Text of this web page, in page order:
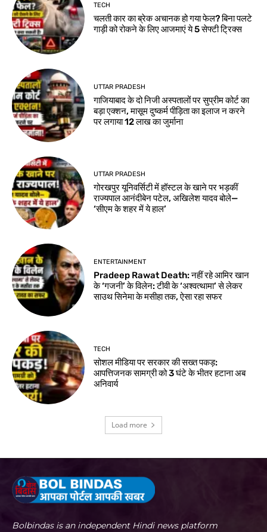
TECH
चलती कार का ब्रेक अचानक हो गया फेल? बिना पलटे
गाड़ी को रोकने के लिए आजमाएं ये 5 सेफ्टी ट्रिक्स
UTTAR PRADESH
गाजियाबाद के दो निजी अस्पतालों पर सुप्रीम कोर्ट का
बड़ा एक्शन, मासूम दुष्कर्म पीड़िता का इलाज न करने
पर लगाया 12 लाख का जुर्माना
UTTAR PRADESH
गोरखपुर यूनिवर्सिटी में हॉस्टल के खाने पर भड़कीं
राज्यपाल आनंदीबेन पटेल, अखिलेश यादव बोले—
‘सीएम के शहर में ये हाल’
ENTERTAINMENT
Pradeep Rawat Death: नहीं रहे आमिर खान
के ‘गजनी’ के विलेन: टीवी के ‘अश्वत्थामा’ से लेकर
साउथ सिनेमा के मसीहा तक, ऐसा रहा सफर
TECH
सोशल मीडिया पर सरकार की सख्त पकड़:
आपत्तिजनक सामग्री को 3 घंटे के भीतर हटाना अब
अनिवार्य
Load more
Bolbindas is an independent Hindi news platform